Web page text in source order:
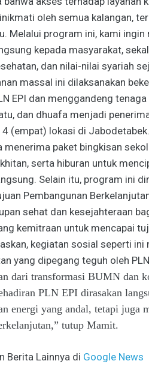
oleh semua kalangan,
Melalui program ini, kami
kepada masyarakat,
dan nilai-nilai syariah
massal ini dilaksanakan
EPI dan menggandeng
dan dhuafa menjadi
(empat) lokasi di Jabodetabek.
menerima paket bingkisan
serta hiburan untuk
Selain itu, program ini
Pembangunan
sehat dan kesejahteraan
kemitraan untuk mencapai
kegiatan sosial seperti
yang dipegang teguh oleh
dari transformasi BUMN dan
PLN EPI dirasakan
energi yang andal, tetapi juga
tutup Mamit.
Berita Lainnya di Google News